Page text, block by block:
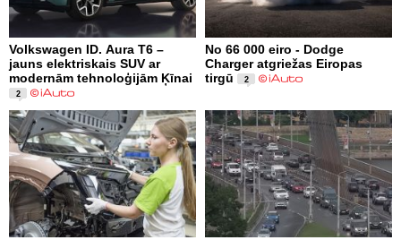
Volkswagen ID. Aura T6 –
jauns elektriskais SUV ar
modernām tehnoloģijām Ķīnai
2
No 66 000 eiro - Dodge
Charger atgriežas Eiropas
tirgū
2